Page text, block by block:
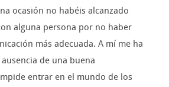
ocasión no habéis alcanzado
alguna persona por no haber
más adecuada. A mí me ha
de una buena
entrar en el mundo de los